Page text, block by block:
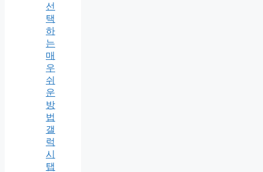
선
택
하
는
매
우
쉬
운
방
법
갤
럭
시
탭